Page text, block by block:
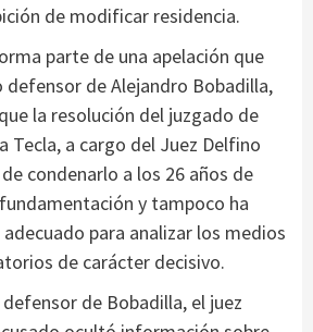
de modificar residencia.
parte de una apelación que
defensor de Alejandro Bobadilla,
la resolución del juzgado de
Tecla, a cargo del Juez Delfino
condenarlo a los 26 años de
y tampoco ha
para analizar los medios
de carácter decisivo.
de Bobadilla, el juez